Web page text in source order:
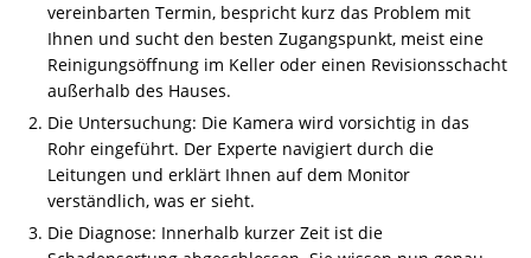
vereinbarten Termin, bespricht kurz das Problem mit
Ihnen und sucht den besten Zugangspunkt, meist eine
Reinigungsöffnung im Keller oder einen Revisionsschacht
außerhalb des Hauses.
Die Untersuchung: Die Kamera wird vorsichtig in das
Rohr eingeführt. Der Experte navigiert durch die
Leitungen und erklärt Ihnen auf dem Monitor
verständlich, was er sieht.
Die Diagnose: Innerhalb kurzer Zeit ist die